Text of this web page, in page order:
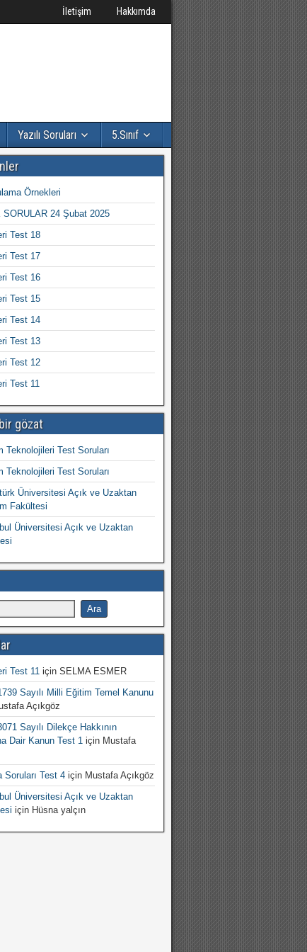
İletişim Hakkımda
Yazılı Soruları 5.Sınıf
Örnekleri
24 Şubat 2025
Test 18
Test 17
Test 16
Test 15
Test 14
Test 13
Test 12
Test 11
gözat
Teknolojileri Test Soruları
Teknolojileri Test Soruları
Üniversitesi Açık ve Uzaktan
Fakültesi
Üniversitesi Açık ve Uzaktan
Test 11için SELMA ESMER
Sayılı Milli Eğitim Temel Kanunu
Açıkgöz
Sayılı Dilekçe Hakkının
Dair Kanun Test 1için Mustafa
Soruları Test 4için Mustafa Açıkgöz
Üniversitesi Açık ve Uzaktan
için Hüsna yalçın